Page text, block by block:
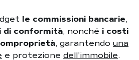
le commissioni bancarie,
di conformità, nonché i costi
, garantendo una
e protezione dell'immobile.